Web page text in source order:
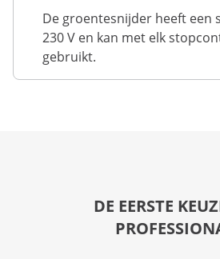
De groentesnijder heeft een
230 V en kan met elk
gebruikt.
DE EERSTE